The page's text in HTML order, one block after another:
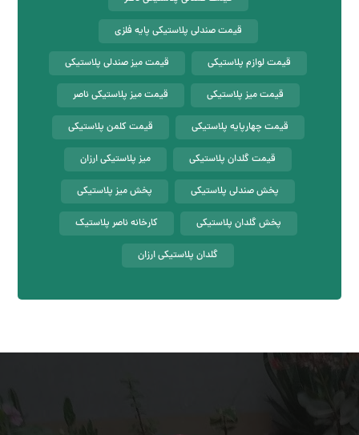
قیمت صندلی پلاستیکی پایه فلزی
قیمت لوازم پلاستیکی قیمت میز صندلی پلاستیکی
قیمت میز پلاستیکی قیمت میز پلاستیکی ناصر
قیمت چهارپایه پلاستیکی قیمت کلمن پلاستیکی
قیمت گلدان پلاستیکی میز پلاستیکی ارزان
پخش صندلی پلاستیکی پخش میز پلاستیکی
پخش گلدان پلاستیکی کارخانه ناصر پلاستیک
گلدان پلاستیکی ارزان